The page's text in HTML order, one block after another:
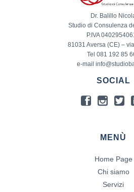
Dr. Balillo
Studio di Consulenza
P.IVA
81031 Aversa (CE) –
Tel 081 192 85
e-mail
SOCIAL
MENÙ
Home Page
Chi siamo
Servizi